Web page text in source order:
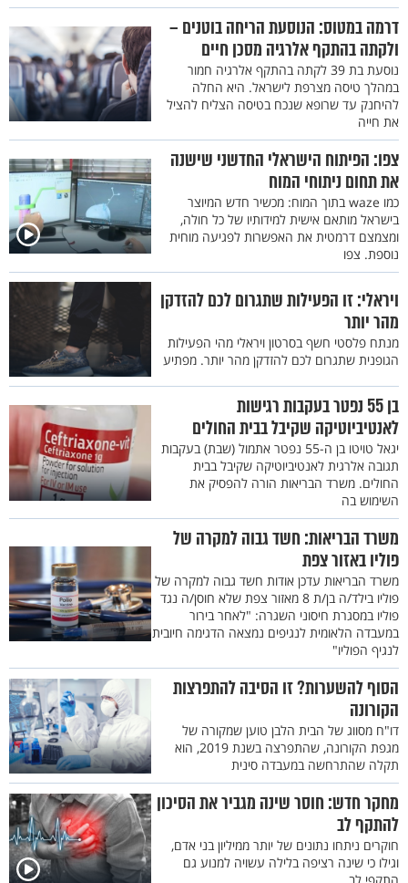
דרמה במטוס: הנוסעת הריחה בוטנים –
ולקתה בהתקף אלרגיה מסכן חיים
נוסעת בת 39 לקתה בהתקף אלרגיה חמור
במהלך טיסה מצרפת לישראל. היא החלה
להיחנק עד שרופא שנכח בטיסה הצליח להציל
את חייה
צפו: הפיתוח הישראלי החדשני שישנה
את תחום ניתוחי המוח
כמו waze בתוך המוח: מכשיר חדש המיוצר
בישראל מותאם אישית למידותיו של כל חולה,
ומצמצם דרמטית את האפשרות לפגיעה מוחית
נוספת. צפו
ויראלי: זו הפעילות שתגרום לכם להזדקן
מהר יותר
מנתח פלסטי חשף בסרטון ויראלי מהי הפעילות
הגופנית שתגרום לכם להזדקן מהר יותר. מפתיע
בן 55 נפטר בעקבות רגישות
לאנטיביוטיקה שקיבל בבית החולים
יגאל טויטו בן ה-55 נפטר אתמול (שבת) בעקבות
תגובה אלרגית לאנטיביוטיקה שקיבל בבית
החולים. משרד הבריאות הורה להפסיק את
השימוש בה
משרד הבריאות: חשד גבוה למקרה של
פוליו באזור צפת
משרד הבריאות עדכן אודות חשד גבוה למקרה של
פוליו בילד/ה בן/ת 8 מאזור צפת שלא חוסן/ה נגד
פוליו במסגרת חיסוני השגרה: "לאחר בירור
במעבדה הלאומית לנגיפים נמצאה הדגימה חיובית
לנגיף הפוליו"
הסוף להשערות? זו הסיבה להתפרצות
הקורונה
דו"ח מסווג של הבית הלבן טוען שמקורה של
מגפת הקורונה, שהתפרצה בשנת 2019, הוא
תקלה שהתרחשה במעבדה סינית
מחקר חדש: חוסר שינה מגביר את הסיכון
להתקף לב
חוקרים ניתחו נתונים של יותר ממיליון בני אדם,
וגילו כי שינה רציפה בלילה עשויה למנוע גם